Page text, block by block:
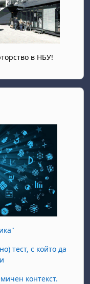
в НБУ!
тест, с който да
контекст.